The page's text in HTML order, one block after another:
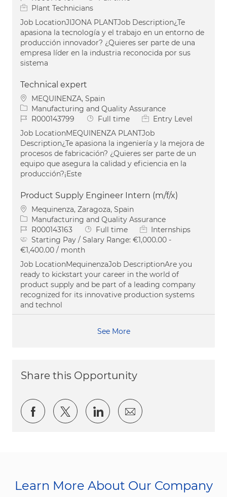
Plant Technicians
Job LocationJIJONA PLANTJob Description¿Te
apasiona la tecnología y el trabajo en un entorno de
producción innovador? ¿Quieres ser parte de una
empresa líder en la industria reconocida por sus
sistema
Technical expert
Location
MEQUINENZA, Spain
Category
Manufacturing and Quality Assurance
Job IdR000143799 Job Type
Full time
Entry Level
Job LocationMEQUINENZA PLANTJob
Description¿Te apasiona la ingeniería y la mejora de
procesos de fabricación? ¿Quieres ser parte de un
equipo que asegura la calidad y eficiencia en la
producción?¡Este
Product Supply Engineer Intern (m/f/x)
Location
Mequinenza, Zaragoza, Spain
Category
Manufacturing and Quality Assurance
Job IdR000143163 Job Type
Full time
Internships
Starting Pay / Salary Range: €1,000.00 -
€1,400.00 / month
Job LocationMequinenzaJob DescriptionAre you
ready to kickstart your career in the world of
product supply and be part of a leading company
recognized for its innovative production systems
and technol
See More
Share this Opportunity
Share via Facebook
Share via twitter
Share via LinkedIn
Share via email
Learn More About Our Company